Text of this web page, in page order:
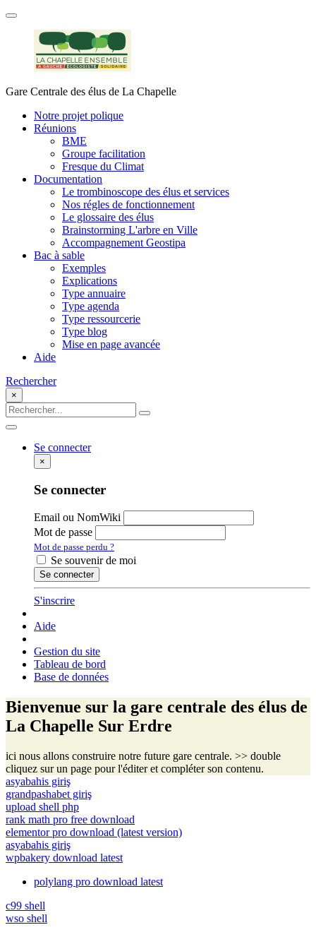
Gare Centrale des élus de La Chapelle
Notre projet polique
Réunions
BME
Groupe facilitation
Fresque du Climat
Documentation
Le trombinoscope des élus et services
Nos régles de fonctionnement
Le glossaire des élus
Brainstorming L'arbre en Ville
Accompagnement Geostipa
Bac à sable
Exemples
Explications
Type annuaire
Type agenda
Type ressourcerie
Type blog
Mise en page avancée
Aide
Rechercher
×
Se connecter
×
Se connecter
Email ou NomWiki
Mot de passe
Mot de passe perdu ?
Se souvenir de moi
S'inscrire
Aide
Gestion du site
Tableau de bord
Base de données
Bienvenue sur la gare centrale des élus de
La Chapelle Sur Erdre
ici nous allons construire notre future gare centrale. >> double
cliquez sur un page pour l'éditer et compléter son contenu.
asyabahis giriş
grandpashabet giriş
upload shell php
rank math pro free download
elementor pro download (latest version)
asyabahis giriş
wpbakery download latest
polylang pro download latest
c99 shell
wso shell